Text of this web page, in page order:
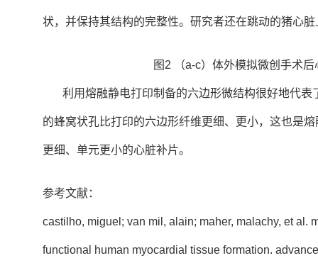
状，并保持其结构的完整性。研究者还在跳动的猪心
图2 （a-c）体外模拟微创手术
利用熔融静电打印制备的六边形微结构很好地代表
的蜂窝状孔比打印的六边形纤维更细、更小，这也是
更细、单元更小的心脏补片。
参考文献：
castilho, miguel; van mil, alain; maher, malachy, et
functional human myocardial tissue formation.